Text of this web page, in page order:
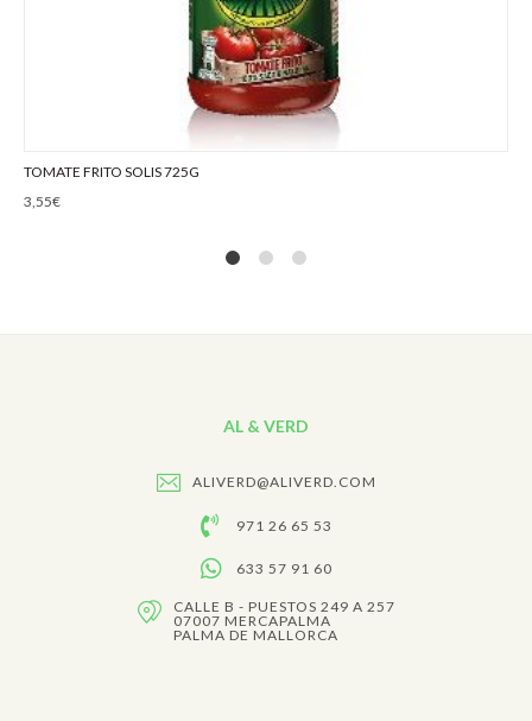
TOMATE FRITO SOLIS 725G
3,55€
AL & VERD
ALIVERD@ALIVERD.COM
971 26 65 53
633 57 91 60
CALLE B - PUESTOS 249 A 257
07007 MERCAPALMA
PALMA DE MALLORCA